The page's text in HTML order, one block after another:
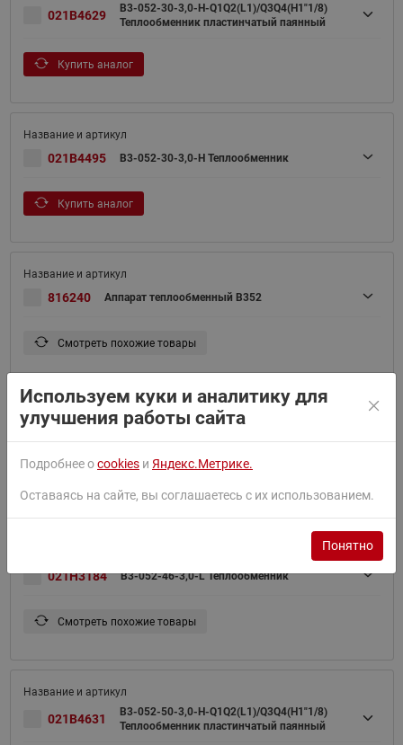
021B4629
B3-052-30-3,0-H-Q1Q2(L1)/Q3Q4(H1"1/8)
Теплообменник пластинчатый паянный
Купить аналог
021B4495 B3-052-30-3,0-H Теплообменник
Купить аналог
816240 Аппарат теплообменный B352
Смотреть похожие товары
021H3184 B3-052-46-3,0-L Теплообменник
Смотреть похожие товары
021B4631
B3-052-50-3,0-H-Q1Q2(L1)/Q3Q4(H1"1/8)
Теплообменник пластинчатый паянный
Используем куки и аналитику для
улучшения работы сайта
Подробнее оcookies и Яндекс.Метрике.
Оставаясь на сайте, вы соглашаетесь с их использованием.
Понятно